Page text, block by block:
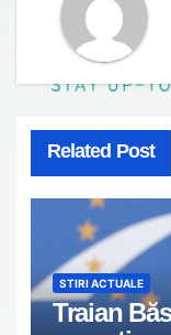
Related Post
STIRI ACTUALE
Traian